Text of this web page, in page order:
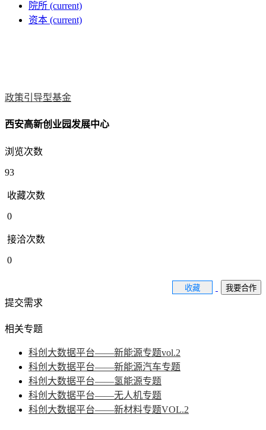
院所 (current)
资本 (current)
政策引导型基金
西安高新创业园发展中心
浏览次数
93
收藏次数
0
接洽次数
0
收藏 我要合作
提交需求
相关专题
科创大数据平台——新能源专题vol.2
科创大数据平台——新能源汽车专题
科创大数据平台——氢能源专题
科创大数据平台——无人机专题
科创大数据平台——新材料专题VOL.2